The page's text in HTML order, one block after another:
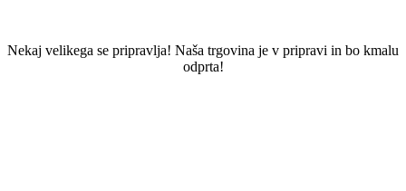
Nekaj ​​velikega se pripravlja! Naša trgovina je v pripravi in ​​bo kmalu
odprta!